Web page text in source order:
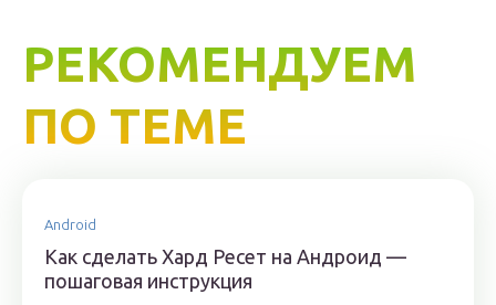
РЕКОМЕНДУЕМ
ПО ТЕМЕ
Android
Как сделать Хард Ресет на Андроид —
пошаговая инструкция